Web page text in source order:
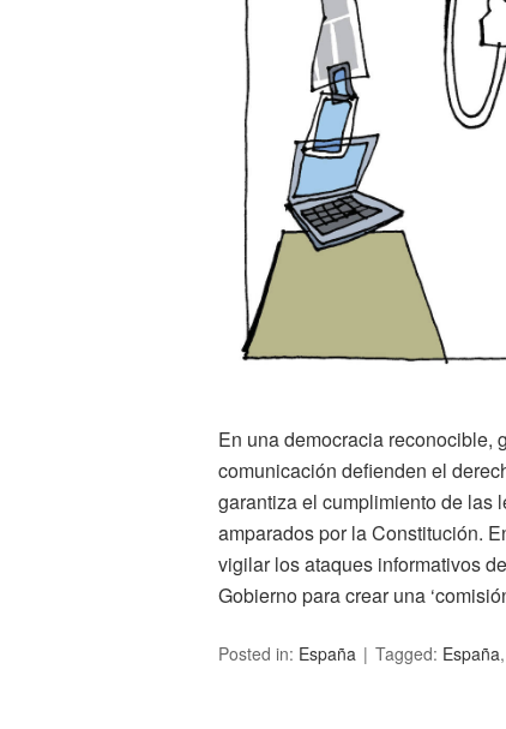
En una democracia reconocible,
comunicación defienden el
garantiza el cumplimiento de las
amparados por la Constitución.
vigilar los ataques informativos
Gobierno para crear una
Posted in: España Tagged: España,